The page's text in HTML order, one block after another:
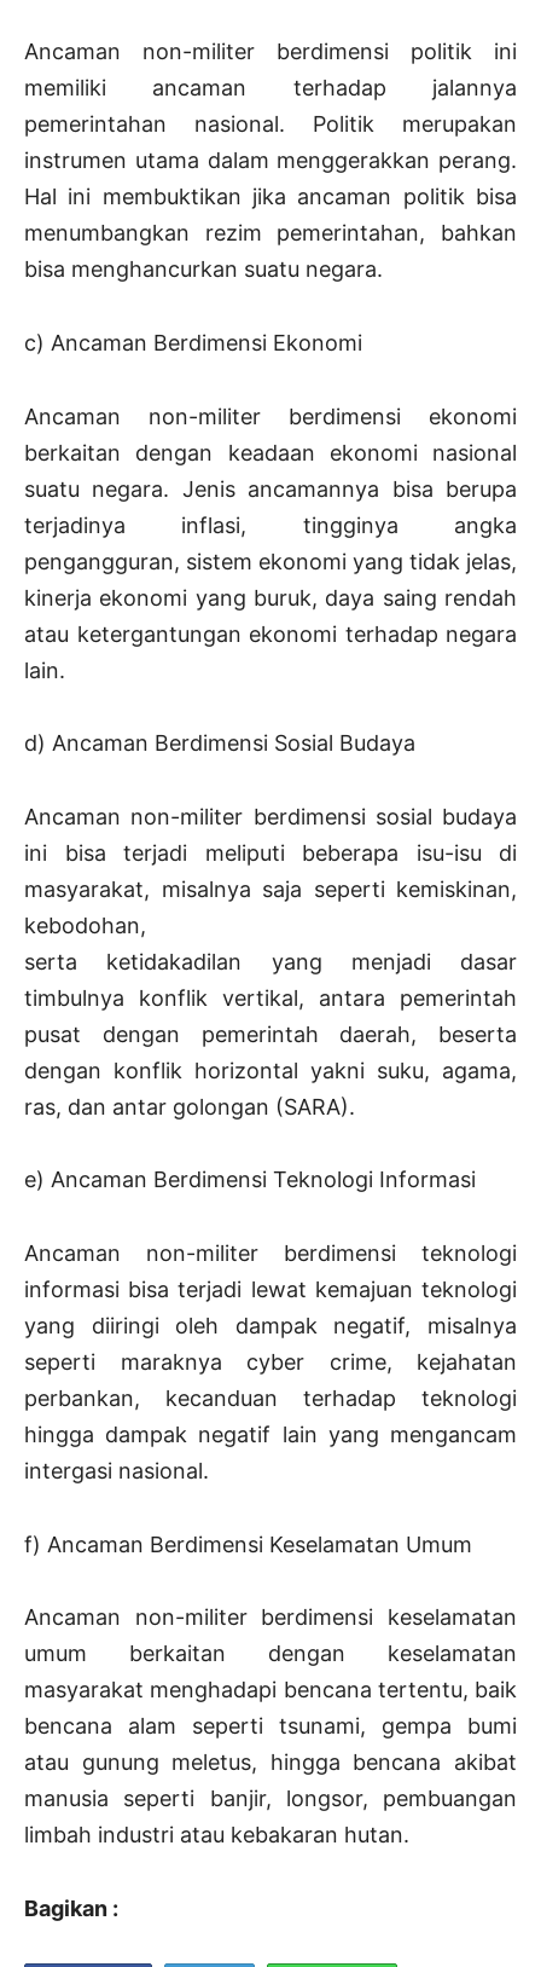
Ancaman non-militer berdimensi politik ini
memiliki ancaman terhadap jalannya
pemerintahan nasional. Politik merupakan
instrumen utama dalam menggerakkan perang.
Hal ini membuktikan jika ancaman politik bisa
menumbangkan rezim pemerintahan, bahkan
bisa menghancurkan suatu negara.
c) Ancaman Berdimensi Ekonomi
Ancaman non-militer berdimensi ekonomi
berkaitan dengan keadaan ekonomi nasional
suatu negara. Jenis ancamannya bisa berupa
terjadinya inflasi, tingginya angka
pengangguran, sistem ekonomi yang tidak jelas,
kinerja ekonomi yang buruk, daya saing rendah
atau ketergantungan ekonomi terhadap negara
lain.
d) Ancaman Berdimensi Sosial Budaya
Ancaman non-militer berdimensi sosial budaya
ini bisa terjadi meliputi beberapa isu-isu di
masyarakat, misalnya saja seperti kemiskinan,
kebodohan,
serta ketidakadilan yang menjadi dasar
timbulnya konflik vertikal, antara pemerintah
pusat dengan pemerintah daerah, beserta
dengan konflik horizontal yakni suku, agama,
ras, dan antar golongan (SARA).
e) Ancaman Berdimensi Teknologi Informasi
Ancaman non-militer berdimensi teknologi
informasi bisa terjadi lewat kemajuan teknologi
yang diiringi oleh dampak negatif, misalnya
seperti maraknya cyber crime, kejahatan
perbankan, kecanduan terhadap teknologi
hingga dampak negatif lain yang mengancam
intergasi nasional.
f) Ancaman Berdimensi Keselamatan Umum
Ancaman non-militer berdimensi keselamatan
umum berkaitan dengan keselamatan
masyarakat menghadapi bencana tertentu, baik
bencana alam seperti tsunami, gempa bumi
atau gunung meletus, hingga bencana akibat
manusia seperti banjir, longsor, pembuangan
limbah industri atau kebakaran hutan.
Bagikan :